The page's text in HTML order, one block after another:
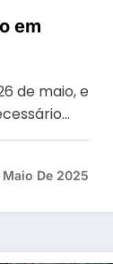
em
de maio, e
Maio De 2025